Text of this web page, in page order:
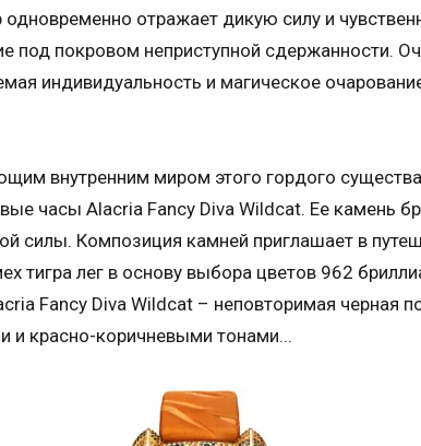
одновременно отражает дикую силу и
под покровом неприступной сдержанности.
индивидуальность и магическое
внутренним миром этого гордого
часы Alacria Fancy Diva Wildcat. Ее камень
силы. Композиция камней приглашает в
тигра лег в основу выбора цветов 962
Fancy Diva Wildcat – неповторимая черная
и красно-коричневыми тонами...